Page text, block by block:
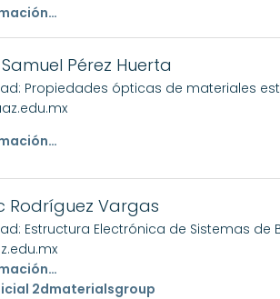
Pérez Huerta
Propiedades ópticas de materiales
Rodríguez Vargas
Estructura Electrónica de Sistemas de
2dmaterialsgroup